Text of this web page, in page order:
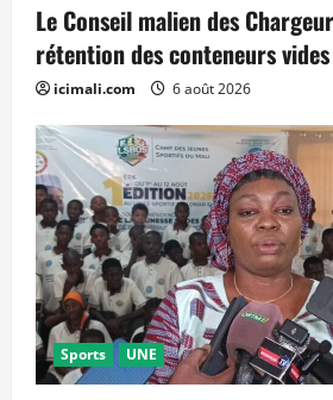
Le Conseil malien des
rétention des conteneurs vides
icimali.com 6 août 2026
Sports UNE